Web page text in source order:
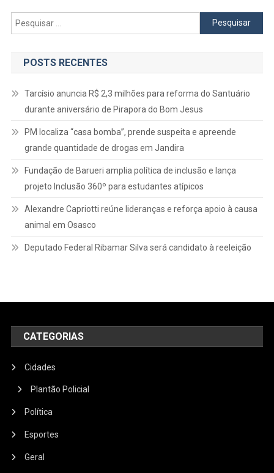
Barueri
Pesquisar
por:
POSTS RECENTES
Tarcísio anuncia R$ 2,3 milhões para reforma do Santuário
durante aniversário de Pirapora do Bom Jesus
PM localiza “casa bomba”, prende suspeita e apreende
grande quantidade de drogas em Jandira
Fundação de Barueri amplia política de inclusão e lança
projeto Inclusão 360º para estudantes atípicos
Alexandre Capriotti reúne lideranças e reforça apoio à causa
animal em Osasco
Deputado Federal Ribamar Silva será candidato à reeleição
CATEGORIAS
Cidades
Plantão Policial
Política
Esportes
Geral